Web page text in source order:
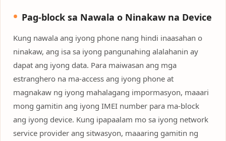
Pag-block sa Nawala o Ninakaw na Device
Kung nawala ang iyong phone nang hindi inaasahan o
ninakaw, ang isa sa iyong pangunahing alalahanin ay
dapat ang iyong data. Para maiwasan ang mga
estranghero na ma-access ang iyong phone at
magnakaw ng iyong mahalagang impormasyon, maaari
mong gamitin ang iyong IMEI number para ma-block
ang iyong device. Kung ipapaalam mo sa iyong network
service provider ang sitwasyon, maaaring gamitin ng